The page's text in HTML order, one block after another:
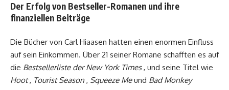
Der Erfolg von Bestseller-Romanen und ihre
finanziellen Beiträge
Die Bücher von Carl Hiaasen hatten einen enormen Einfluss
auf sein Einkommen. Über 21 seiner Romane schafften es auf
die Bestsellerliste der New York Times, und seine Titel wie
Hoot, Tourist Season , Squeeze Meund Bad Monkey